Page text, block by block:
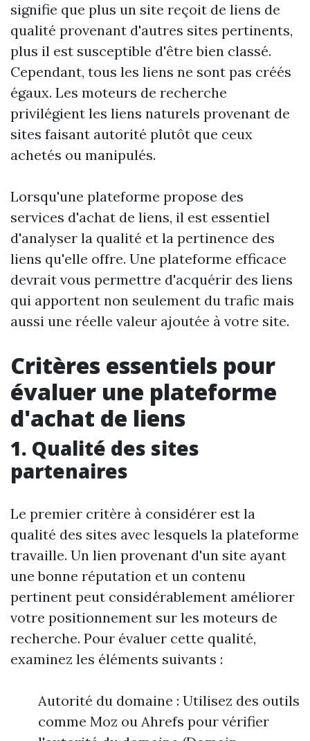
signifie que plus un site reçoit de liens de
qualité provenant d'autres sites pertinents,
plus il est susceptible d'être bien classé.
Cependant, tous les liens ne sont pas créés
égaux. Les moteurs de recherche
privilégient les liens naturels provenant de
sites faisant autorité plutôt que ceux
achetés ou manipulés.
Lorsqu'une plateforme propose des
services d'achat de liens, il est essentiel
d'analyser la qualité et la pertinence des
liens qu'elle offre. Une plateforme efficace
devrait vous permettre d'acquérir des liens
qui apportent non seulement du trafic mais
aussi une réelle valeur ajoutée à votre site.
Critères essentiels pour
évaluer une plateforme
d'achat de liens
1. Qualité des sites
partenaires
Le premier critère à considérer est la
qualité des sites avec lesquels la plateforme
travaille. Un lien provenant d'un site ayant
une bonne réputation et un contenu
pertinent peut considérablement améliorer
votre positionnement sur les moteurs de
recherche. Pour évaluer cette qualité,
examinez les éléments suivants :
Autorité du domaine : Utilisez des outils
comme Moz ou Ahrefs pour vérifier